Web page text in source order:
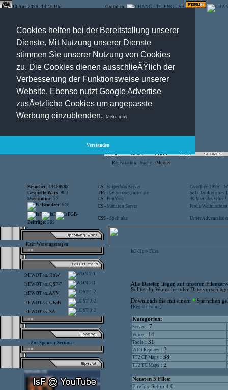
Cookies helfen bei der Bereitstellung unserer
Dienste. Mit Nutzung unserer Dienste
stimmen Sie unserer Nutzung von Cookies
zu. Die Cookies dienen ausschlieÃŸlich der
Verbesserung der Funktionsweise unserer
Website. Ebenso nutzt Google Advertise
zusÃ¤tzliche Cookies um angepasste
Werbung einzublenden.
Mehr Infos
Verstanden
10.Aug.2026 , 14:16 Uhr Optionen:
Registration - Suche - Movies
Besucher: 44468988 CS - SniperWar Server
Goodbye 2025 –
Gespielte Wars: 803 TF2 - by Server-United.de
SofaDaddler goes
User online: 27 CS - FunYard
40 Mio. Beuscher
Benutzer: 618 CS - Mansion Server
Frohe
GB-
Beiträge: 285
CSS - Spelunke Unser
Kein War eingetragen
IsF.WOT vs. HoW 2:1
IsF.WOT vs. QSF-7 2:1
IsF.WOT vs.ANV 1:2
IsF.WOT vs. OFaH 0:2
IsF.WOT vs. SA 0:2
- Zur Sponsor Section -
IsF-Hp > Files
Alle Dateien liegen auf unseren
Solltet ihr Wünsche oder
Downloads die mit einem * Sternchen
( Registrierung)
Kategorien:
Server : 7
Voice : 14
Tools : 31
WC3 Replays : 3
TF2 CP Maps : 38
TF2 TC Maps : 2
Neusten 5 Files:
Firefox Setup 4.0